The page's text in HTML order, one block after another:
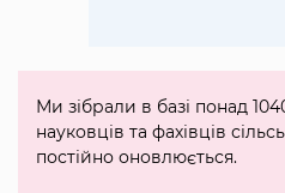
Ми зібрали в базі понад
науковців та фахівців
постійно оновлюється.